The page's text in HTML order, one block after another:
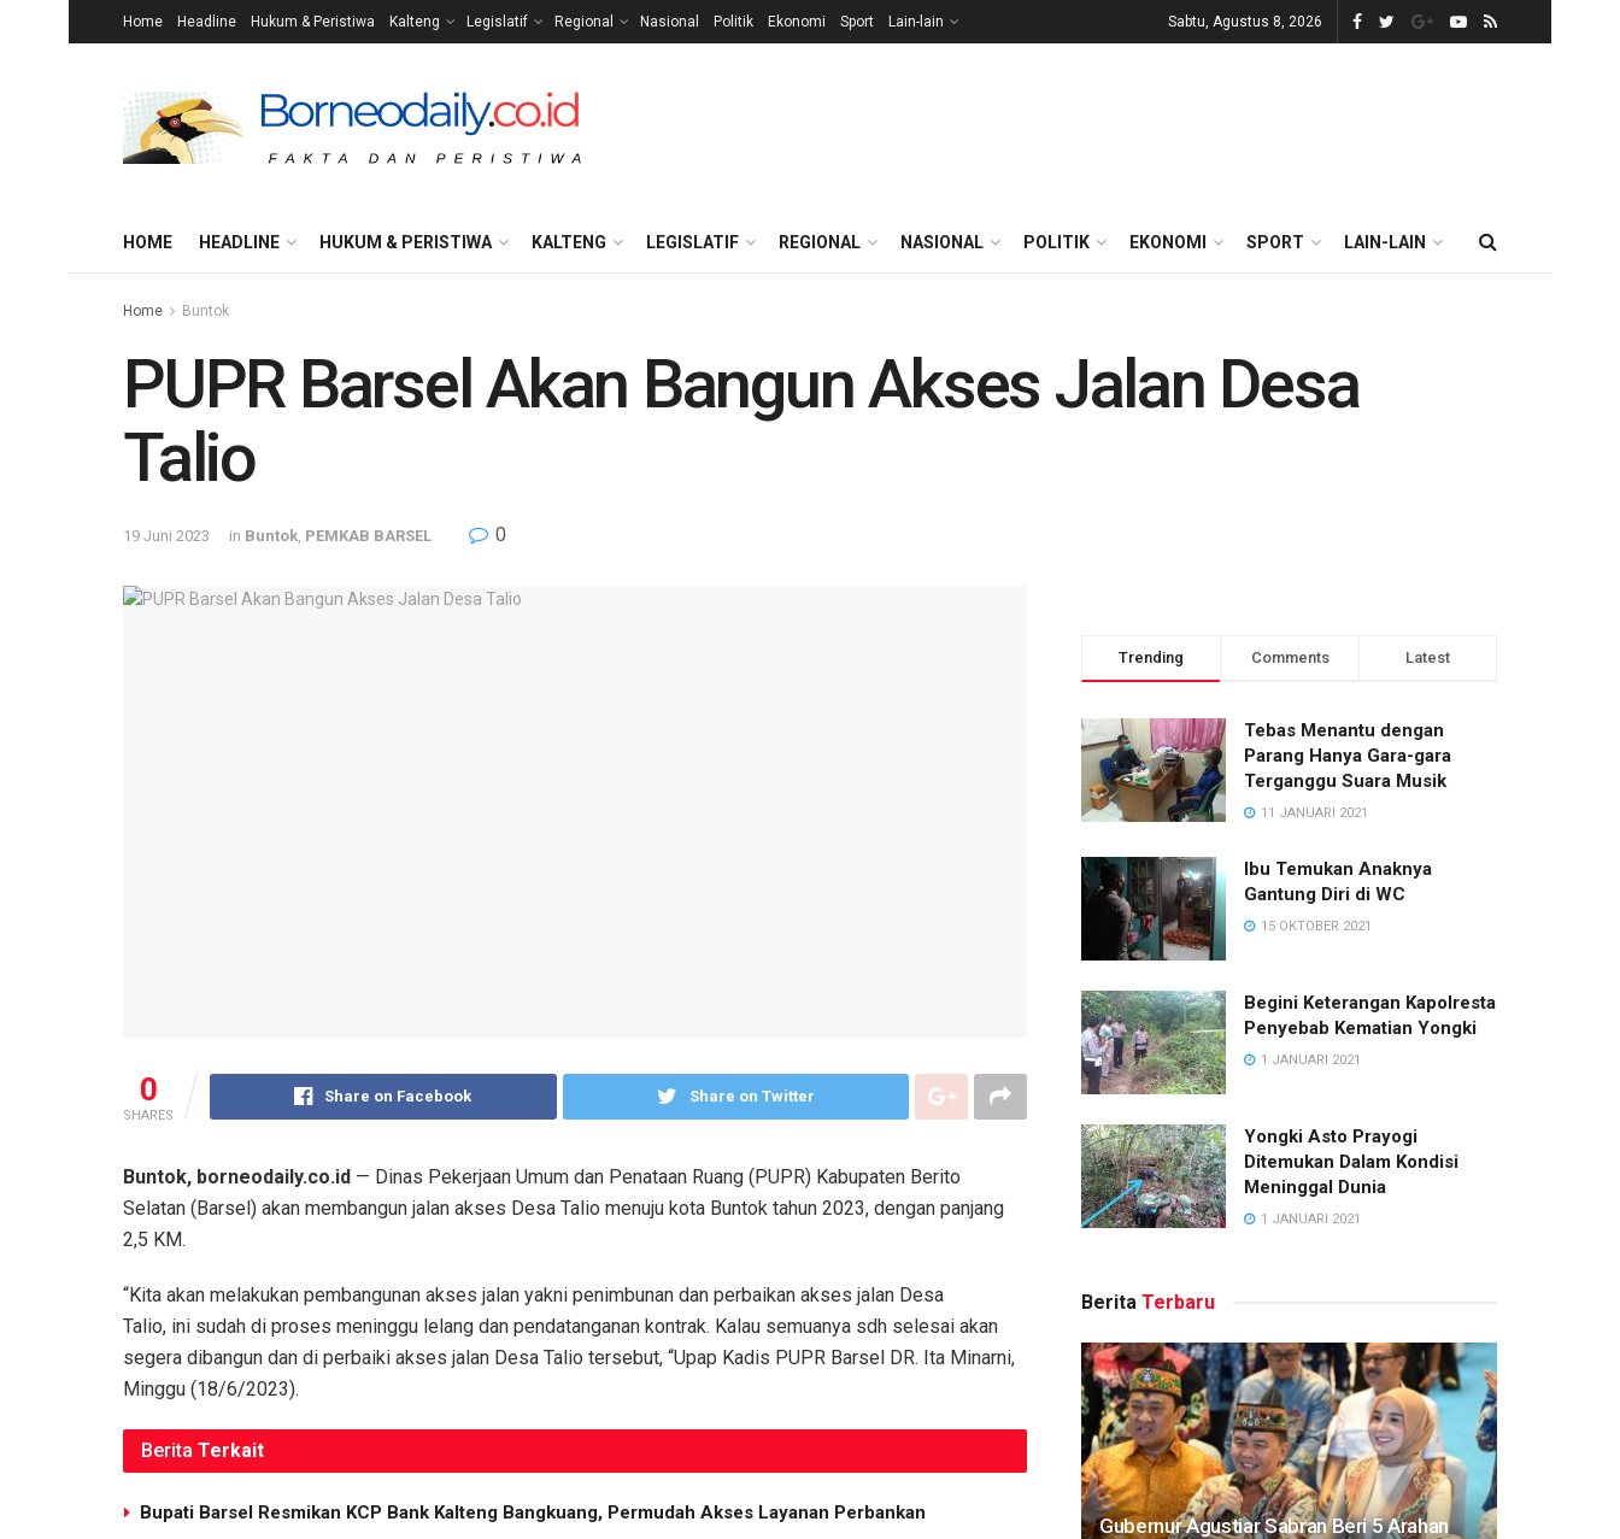
Home Headline Hukum & Peristiwa Kalteng Legislatif Regional Nasional Politik Ekonomi Sport Lain-lain Sabtu, Agustus 8, 2026
HOME HEADLINE HUKUM & PERISTIWA KALTENG LEGISLATIF REGIONAL NASIONAL POLITIK EKONOMI SPORT LAIN-LAIN
Home Buntok
PUPR Barsel Akan Bangun Akses Jalan Desa
Talio
19 Juni 2023 in Buntok, PEMKAB BARSEL 0
0
SHARES
Share on Facebook Share on Twitter
Buntok, borneodaily.co.id — Dinas Pekerjaan Umum dan Penataan Ruang (PUPR) Kabupaten Berito
Selatan (Barsel) akan membangun jalan akses Desa Talio menuju kota Buntok tahun 2023, dengan panjang
2,5 KM.
“Kita akan melakukan pembangunan akses jalan yakni penimbunan dan perbaikan akses jalan Desa
Talio, ini sudah di proses meninggu lelang dan pendatanganan kontrak. Kalau semuanya sdh selesai akan
segera dibangun dan di perbaiki akses jalan Desa Talio tersebut, “Upap Kadis PUPR Barsel DR. Ita Minarni,
Minggu (18/6/2023).
Berita Terkait
Bupati Barsel Resmikan KCP Bank Kalteng Bangkuang, Permudah Akses Layanan Perbankan
Trending Comments Latest
Tebas Menantu dengan
Parang Hanya Gara-gara
Terganggu Suara Musik
11 JANUARI 2021
Ibu Temukan Anaknya
Gantung Diri di WC
15 OKTOBER 2021
Begini Keterangan Kapolresta
Penyebab Kematian Yongki
1 JANUARI 2021
Yongki Asto Prayogi
Ditemukan Dalam Kondisi
Meninggal Dunia
1 JANUARI 2021
Berita Terbaru
Gubernur Agustiar Sabran Beri 5 Arahan